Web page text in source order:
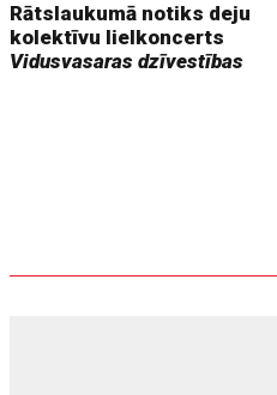
Rātslaukumā notiks deju
kolektīvu lielkoncerts
Vidusvasaras dzīvestības